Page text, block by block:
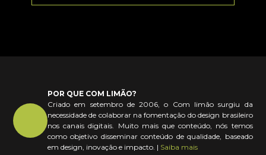
POR QUE COM LIMÃO?
Criado em setembro de 2006, o Com limão surgiu da
necessidade de colaborar na fomentação do design brasileiro
nos canais digitais. Muito mais que conteúdo, nós temos
como objetivo disseminar conteúdo de qualidade, baseado
em design, inovação e impacto. | Saiba mais